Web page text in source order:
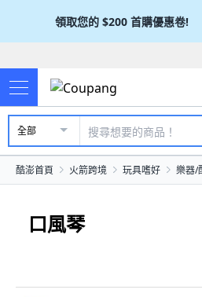
領取您的 $200 首購優惠卷!
全部
酷澎首頁 火箭跨境 玩具嗜好 樂器/
口風琴